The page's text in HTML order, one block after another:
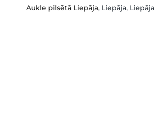
Aukle pilsētā Liepāja, Liepāja, Liepāja